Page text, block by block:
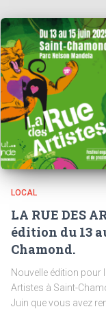
LOCAL
LA RUE DES
édition du 13
Chamond.
Nouvelle édition pour
Artistes à Saint-
Juin que vous avez